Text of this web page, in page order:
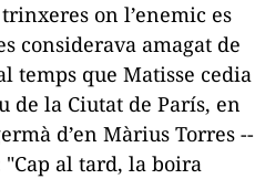
on l’enemic es
considerava amagat de
temps que Matisse cedia
de la Ciutat de París, en
d’en Màrius Torres --
al tard, la boira